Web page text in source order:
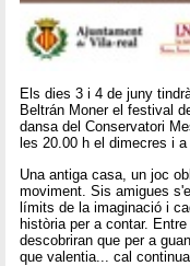
Els dies 3 i 4 de juny
Beltrán Moner el festival
dansa del Conservatori
les 20.00 h el dimecres i
Una antiga casa, un joc
moviment. Sis amigues
límits de la imaginació i
història per a contar.
descobriran que per a
que valentia... cal